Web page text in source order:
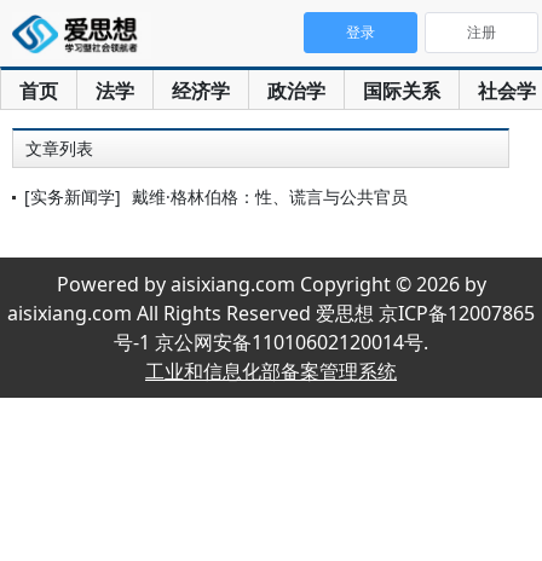
首页 法学 经济学 政治学 国际关系 社会学
登录 注册
文章列表
[实务新闻学] 戴维·格林伯格：性、谎言与公共官员
Powered by aisixiang.com Copyright © 2026 by
aisixiang.com All Rights Reserved 爱思想 京ICP备12007865
号-1 京公网安备11010602120014号.
工业和信息化部备案管理系统